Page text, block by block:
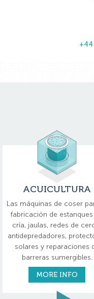
ACUICULTURA
Las máquinas de coser
fabricación de estanques
cría, jaulas, redes de
antidepredadores,
solares y reparaciones
barreras sumergibles.
MORE INFO